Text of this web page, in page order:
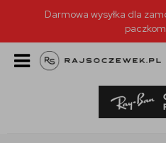
Darmowa wysyłka dla